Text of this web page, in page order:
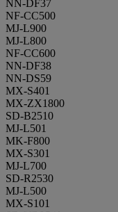
NN-DF37
NF-CC500
MJ-L900
MJ-L800
NF-CC600
NN-DF38
NN-DS59
MX-S401
MX-ZX1800
SD-B2510
MJ-L501
MK-F800
MX-S301
MJ-L700
SD-R2530
MJ-L500
MX-S101